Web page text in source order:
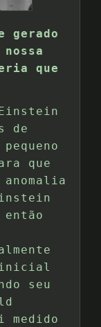
gerado
que
de
que
inicial
seu